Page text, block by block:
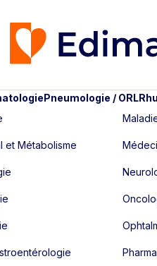
Pneumologie / ORL
et Métabolisme